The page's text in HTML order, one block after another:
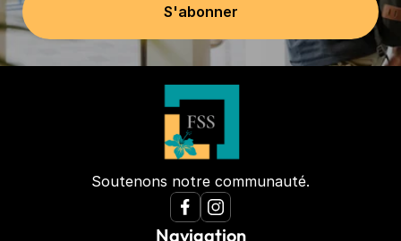
Soutenons notre communauté.
Navigation